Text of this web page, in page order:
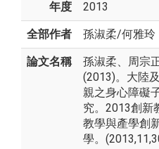
年度 2013
全部作者 孫淑柔/何雅玲
論文名稱
孫淑柔、周宗
(2013)。大陸
親之身心障礙
究。2013創新
教學與產學創
學。